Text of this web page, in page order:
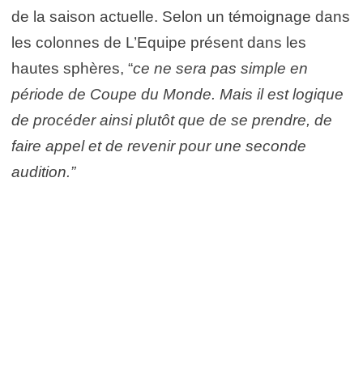
de la saison actuelle. Selon un témoignage dans
les colonnes de L’Equipe présent dans les
hautes sphères, “ce ne sera pas simple en
période de Coupe du Monde. Mais il est logique
de procéder ainsi plutôt que de se prendre, de
faire appel et de revenir pour une seconde
audition.”